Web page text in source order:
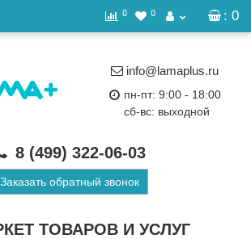
: 0
0 0
ТОВАРОВ И УСЛУГ
info@lamaplus.ru
пн-пт: 9:00 - 18:00
сб-вс: выходной
8 (499) 322-06-03
Заказать обратный звонок